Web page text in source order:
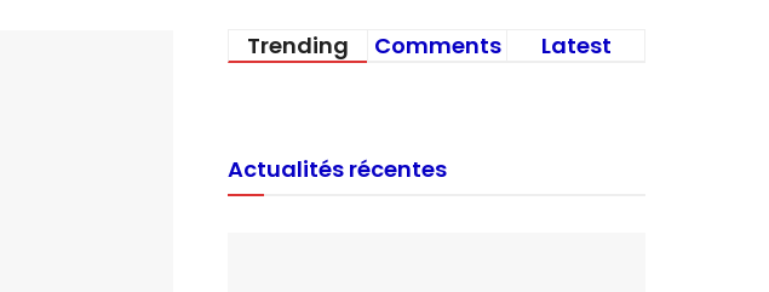
Trending Comments Latest
Actualités récentes